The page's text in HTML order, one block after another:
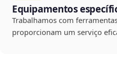
Equipamentos
Trabalhamos com
proporcionam um serviço